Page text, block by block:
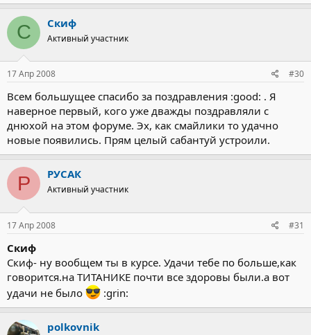
С Скиф
Активный участник
17 Апр 2008 #30
Всем большущее спасибо за поздравления :good: . Я
наверное первый, кого уже дважды поздравляли с
днюхой на этом форуме. Эх, как смайлики то удачно
новые появились. Прям целый сабантуй устроили.
Р РУСАК
Активный участник
17 Апр 2008 #31
Скиф
Скиф- ну вообщем ты в курсе. Удачи тебе по больше,как
говорится.на ТИТАНИКЕ почти все здоровы были.а вот
удачи не было
:grin:
polkovnik